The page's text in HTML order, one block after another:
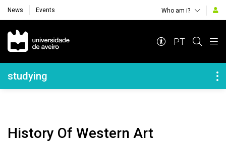
News Events Who am i?
Navegação Principal
PT
Navegação Lateral
studying
History Of Western Art